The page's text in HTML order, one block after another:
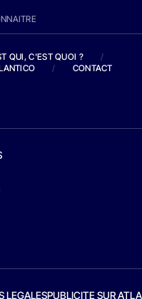
QUI, C'EST QUOI ?
/
/ CONTACT
LEGALESPUBLICITE SUR